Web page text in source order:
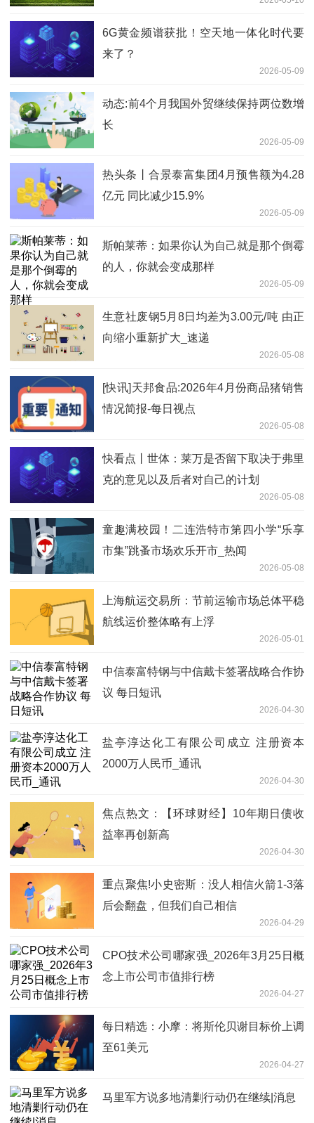
6G黄金频谱获批！空天地一体化时代要
来了？
2026-05-09
动态:前4个月我国外贸继续保持两位数增
长
2026-05-09
热头条丨合景泰富集团4月预售额为4.28
亿元 同比减少15.9%
2026-05-09
斯帕莱蒂：如果你认为自己就是那个倒霉
的人，你就会变成那样
2026-05-09
生意社废钢5月8日均差为3.00元/吨 由正
向缩小重新扩大_速递
2026-05-08
[快讯]天邦食品:2026年4月份商品猪销售
情况简报-每日视点
2026-05-08
快看点丨世体：莱万是否留下取决于弗里
克的意见以及后者对自己的计划
2026-05-08
童趣满校园！二连浩特市第四小学“乐享
市集”跳蚤市场欢乐开市_热闻
2026-05-08
上海航运交易所：节前运输市场总体平稳
航线运价整体略有上浮
2026-05-01
中信泰富特钢与中信戴卡签署战略合作协
议 每日短讯
2026-04-30
盐亭淳达化工有限公司成立 注册资本
2000万人民币_通讯
2026-04-30
焦点热文：【环球财经】10年期日债收
益率再创新高
2026-04-30
重点聚焦!小史密斯：没人相信火箭1-3落
后会翻盘，但我们自己相信
2026-04-29
CPO技术公司哪家强_2026年3月25日概
念上市公司市值排行榜
2026-04-27
每日精选：小摩：将斯伦贝谢目标价上调
至61美元
2026-04-27
马里军方说多地清剿行动仍在继续|消息